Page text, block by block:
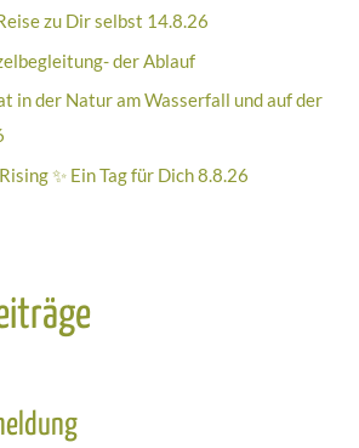
zu Dir selbst 14.8.26
der Ablauf
in der Natur am Wasserfall und auf der
✨ Ein Tag für Dich 8.8.26